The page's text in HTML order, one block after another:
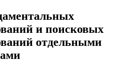
и поисковых
отдельными